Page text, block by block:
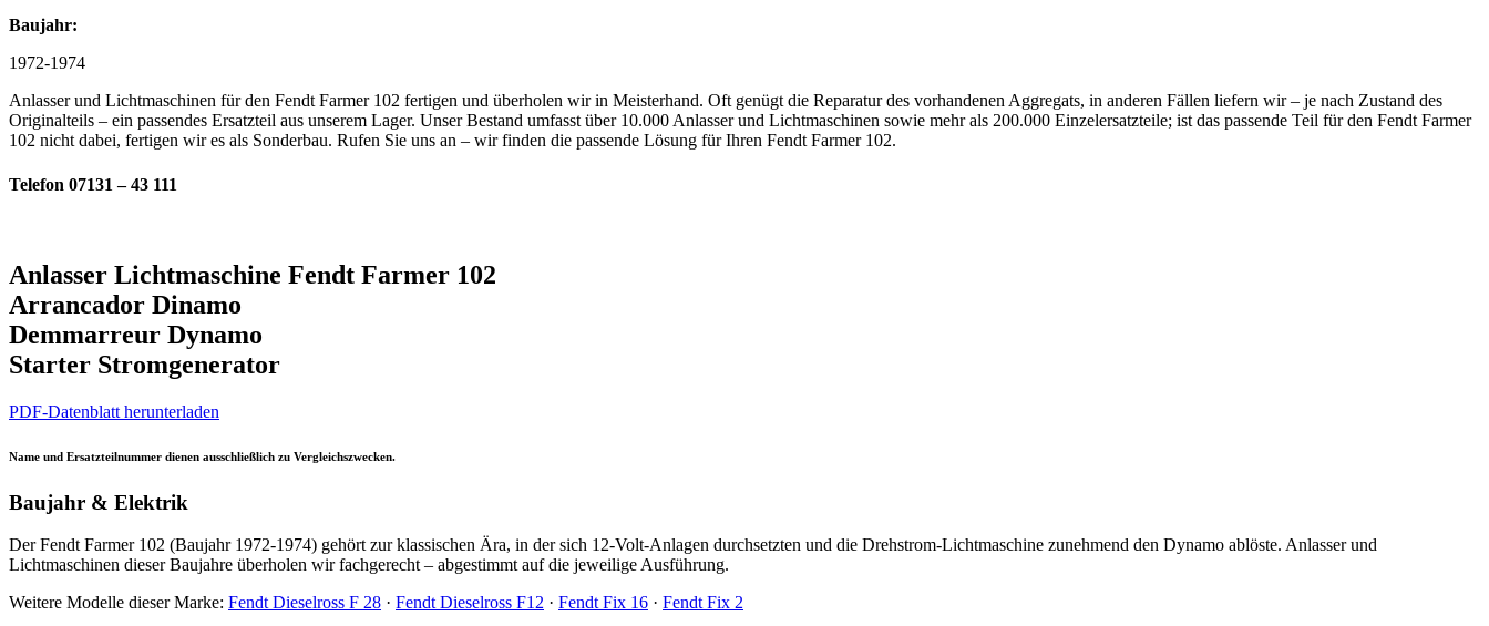
Baujahr:
1972-1974
Anlasser und Lichtmaschinen für den Fendt Farmer 102 fertigen und überholen wir in Meisterhand. Oft genügt die Reparatur des vorhandenen Aggregats, in anderen Fällen liefern wir – je nach Zustand des
Originalteils – ein passendes Ersatzteil aus unserem Lager. Unser Bestand umfasst über 10.000 Anlasser und Lichtmaschinen sowie mehr als 200.000 Einzelersatzteile; ist das passende Teil für den Fendt Farmer
102 nicht dabei, fertigen wir es als Sonderbau. Rufen Sie uns an – wir finden die passende Lösung für Ihren Fendt Farmer 102.
Telefon 07131 – 43 111
Anlasser Lichtmaschine Fendt Farmer 102
Arrancador Dinamo
Demmarreur Dynamo
Starter Stromgenerator
PDF-Datenblatt herunterladen
Name und Ersatzteilnummer dienen ausschließlich zu Vergleichszwecken.
Baujahr & Elektrik
Der Fendt Farmer 102 (Baujahr 1972-1974) gehört zur klassischen Ära, in der sich 12-Volt-Anlagen durchsetzten und die Drehstrom-Lichtmaschine zunehmend den Dynamo ablöste. Anlasser und
Lichtmaschinen dieser Baujahre überholen wir fachgerecht – abgestimmt auf die jeweilige Ausführung.
Weitere Modelle dieser Marke: Fendt Dieselross F 28 · Fendt Dieselross F12 · Fendt Fix 16 · Fendt Fix 2